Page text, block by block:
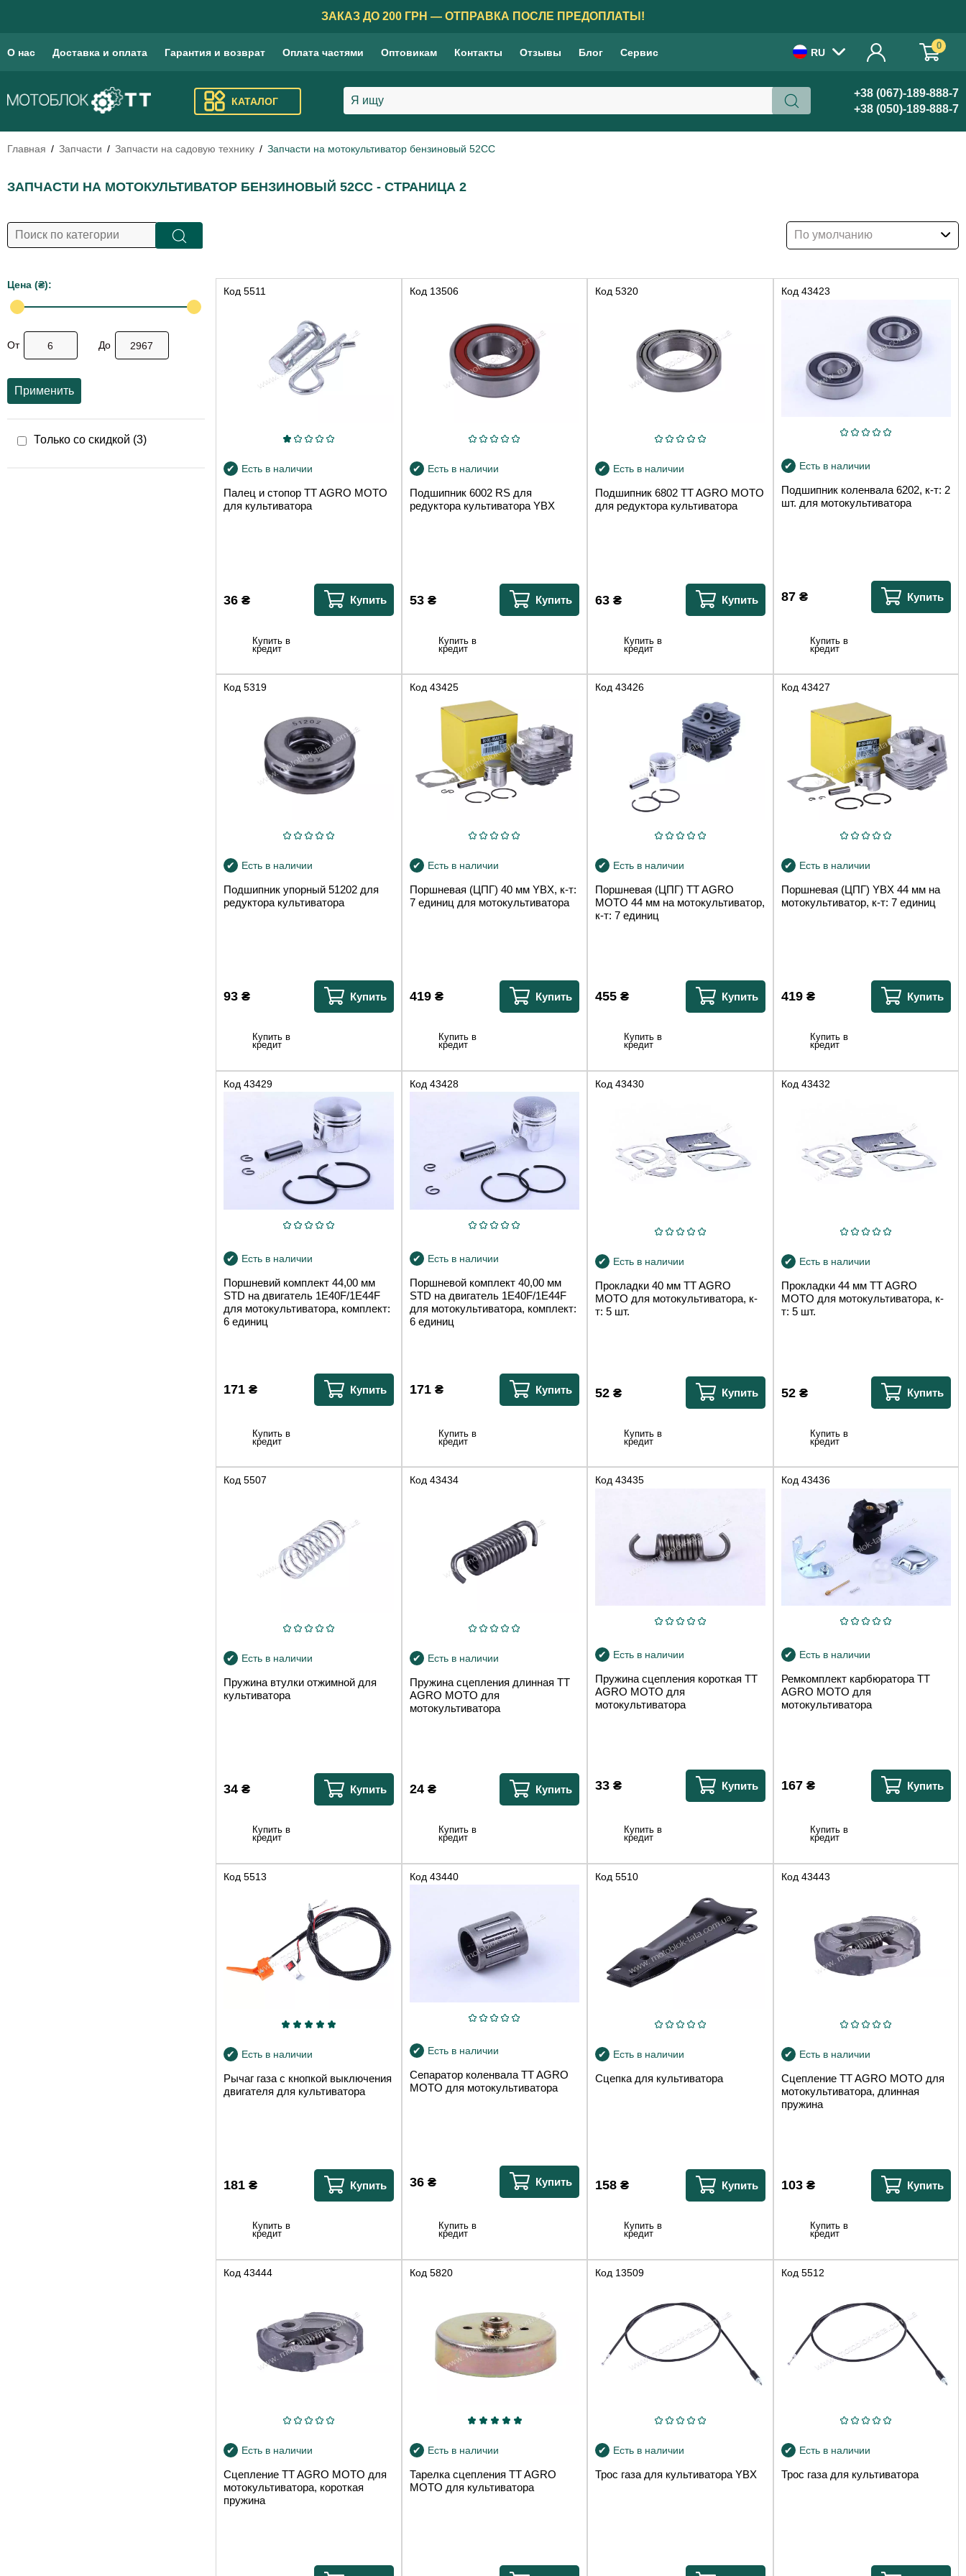
ЗАКАЗ ДО 200 ГРН — ОТПРАВКА ПОСЛЕ ПРЕДОПЛАТЫ!
О нас Доставка и оплата Гарантия и возврат Оплата частями Оптовикам Контакты Отзывы Блог Сервис RU
0
КАТАЛОГ
+38 (067)-189-888-7
+38 (050)-189-888-7
Главная Запчасти Запчасти на садовую технику Запчасти на мотокультиватор бензиновый 52СС
ЗАПЧАСТИ НА МОТОКУЛЬТИВАТОР БЕНЗИНОВЫЙ 52СС - СТРАНИЦА 2
Цена (₴):
От До
Применить
Только со скидкой (3)
По умолчанию
Код 5511
Есть в наличии
Палец и стопор TT AGRO MOTO
для культиватора
36 ₴ Купить
Купить в
кредит
Код 13506
Есть в наличии
Подшипник 6002 RS для
редуктора культиватора YBX
53₴ Купить
Купить в
кредит
Код 5320
Есть в наличии
Подшипник 6802 TT AGRO MOTO
для редуктора культиватора
63 ₴ Купить
Купить в
кредит
Код 43423
Есть в наличии
Подшипник коленвала 6202, к-т: 2
шт. для мотокультиватора
87₴ Купить
Купить в
кредит
Код 5319
Есть в наличии
Подшипник упорный 51202 для
редуктора культиватора
93 ₴ Купить
Купить в
кредит
Код 43425
Есть в наличии
Поршневая (ЦПГ) 40 мм YBX, к-т:
7 единиц для мотокультиватора
419₴ Купить
Купить в
кредит
Код 43426
Есть в наличии
Поршневая (ЦПГ) TT AGRO
MOTO 44 мм на мотокультиватор,
к-т: 7 единиц
455 ₴ Купить
Купить в
кредит
Код 43427
Есть в наличии
Поршневая (ЦПГ) YBX 44 мм на
мотокультиватор, к-т: 7 единиц
419₴ Купить
Купить в
кредит
Код 43429
Есть в наличии
Поршневий комплект 44,00 мм
STD на двигатель 1Е40F/1E44F
для мотокультиватора, комплект:
6 единиц
171 ₴ Купить
Купить в
кредит
Код 43428
Есть в наличии
Поршневой комплект 40,00 мм
STD на двигатель 1Е40F/1E44F
для мотокультиватора, комплект:
6 единиц
171₴ Купить
Купить в
кредит
Код 43430
Есть в наличии
Прокладки 40 мм TT AGRO
MOTO для мотокультиватора, к-
т: 5 шт.
52 ₴ Купить
Купить в
кредит
Код 43432
Есть в наличии
Прокладки 44 мм TT AGRO
MOTO для мотокультиватора, к-
т: 5 шт.
52₴ Купить
Купить в
кредит
Код 5507
Есть в наличии
Пружина втулки отжимной для
культиватора
34 ₴ Купить
Купить в
кредит
Код 43434
Есть в наличии
Пружина сцепления длинная TT
AGRO MOTO для
мотокультиватора
24₴ Купить
Купить в
кредит
Код 43435
Есть в наличии
Пружина сцепления короткая TT
AGRO MOTO для
мотокультиватора
33 ₴ Купить
Купить в
кредит
Код 43436
Есть в наличии
Ремкомплект карбюратора TT
AGRO MOTO для
мотокультиватора
167₴ Купить
Купить в
кредит
Код 5513
Есть в наличии
Рычаг газа с кнопкой выключения
двигателя для культиватора
181 ₴ Купить
Купить в
кредит
Код 43440
Есть в наличии
Сепаратор коленвала TT AGRO
MOTO для мотокультиватора
36₴ Купить
Купить в
кредит
Код 5510
Есть в наличии
Сцепка для культиватора
158 ₴ Купить
Купить в
кредит
Код 43443
Есть в наличии
Сцепление TT AGRO MOTO для
мотокультиватора, длинная
пружина
103₴ Купить
Купить в
кредит
Код 43444
Есть в наличии
Сцепление TT AGRO MOTO для
мотокультиватора, короткая
пружина
Код 5820
Есть в наличии
Тарелка сцепления TT AGRO
MOTO для культиватора
Код 13509
Есть в наличии
Трос газа для культиватора YBX
Код 5512
Есть в наличии
Трос газа для культиватора